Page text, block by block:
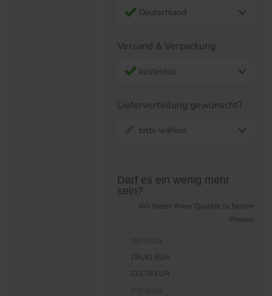
Deutschland
Versand & Verpackung
kostenlos
Lieferverteilung gewünscht?
bitte wählen
Darf es ein wenig mehr
sein?
Wir bieten Ihnen Qualität zu besten
Preisen
195,61 EUR
232,78 EUR